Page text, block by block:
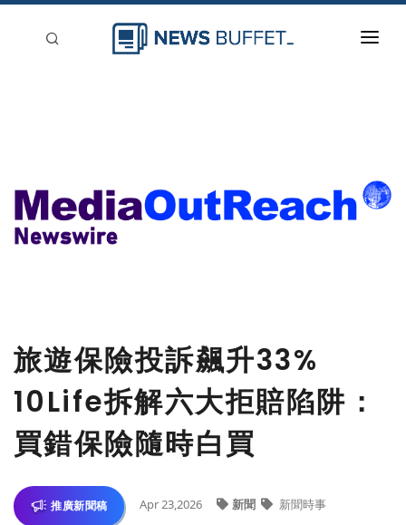
刊登
旅遊保險投訴飆升33%
10Life拆解六大拒賠陷阱：
買錯保險隨時白買
推廣新聞稿 Apr 23,2026 新聞 新聞時事